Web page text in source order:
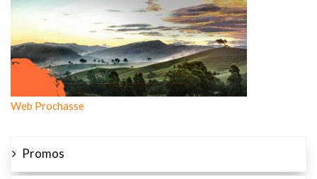
Web Prochasse
Promos